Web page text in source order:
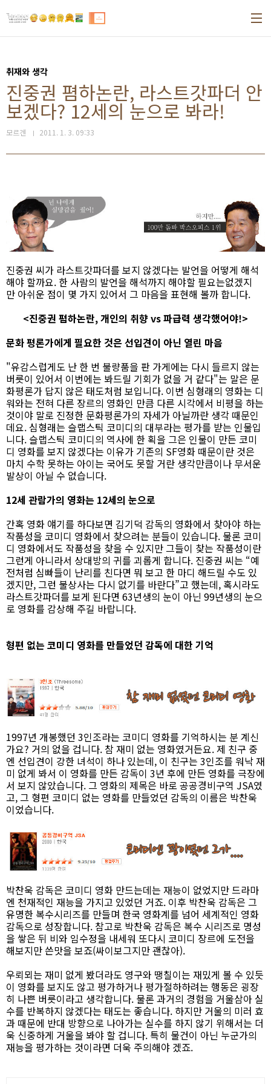
취재와 생각
진중권 폄하논란, 라스트갓파더 안
보겠다? 12세의 눈으로 봐라!
모르겐 2011. 1. 3. 09:33
진중권 씨가 라스트갓파더를 보지 않겠다는 발언을 어떻게 해석
해야 할까요. 한 사람의 발언을 해석까지 해야할 필요는없겠지
만 아쉬운 점이 몇 가지 있어서 그 마음을 표현해 볼까 합니다.
<진중권 폄하논란, 개인의 취향 vs 파급력 생각했어야!>
문화 평론가에게 필요한 것은 선입견이 아닌 열린 마음
"유감스럽게도 난 한 번 불량품을 판 가게에는 다시 들르지 않는
버릇이 있어서 이번에는 봐드릴 기회가 없을 거 같다"는 말은 문
화평론가 답지 않은 태도처럼 보입니다. 이번 심형래의 영화는 디
워와는 전혀 다른 장르의 영화인 만큼 다른 시각에서 비평을 하는
것이야 말로 진정한 문화평론가의 자세가 아닐까란 생각 때문인
데요. 심형래는 슬랩스틱 코미디의 대부라는 평가를 받는 인물입
니다. 슬랩스틱 코미디의 역사에 한 획을 그은 인물이 만든 코미
디 영화를 보지 않겠다는 이유가 기존의 SF영화 때문이란 것은
마치 수학 못하는 아이는 국어도 못할 거란 생각만큼이나 무서운
발상이 아닐 수 없습니다.
12세 관람가의 영화는 12세의 눈으로
간혹 영화 얘기를 하다보면 김기덕 감독의 영화에서 찾아야 하는
작품성을 코미디 영화에서 찾으려는 분들이 있습니다. 물론 코미
디 영화에서도 작품성을 찾을 수 있지만 그들이 찾는 작품성이란
그런게 아니라서 상대방의 귀를 괴롭게 합니다. 진중권 씨는 “예
전처럼 심빠들이 난리를 친다면 뭐 보고 한 마디 해드릴 수도 있
겠지만, 그런 불상사는 다시 없기를 바란다”고 했는데, 혹시라도
라스트갓파더를 보게 된다면 63년생의 눈이 아닌 99년생의 눈으
로 영화를 감상해 주길 바랍니다.
형편 없는 코미디 영화를 만들었던 감독에 대한 기억
1997년 개봉했던 3인조라는 코미디 영화를 기억하시는 분 계신
가요? 거의 없을 겁니다. 참 재미 없는 영화였거든요. 제 친구 중
엔 선입견이 강한 녀석이 하나 있는데, 이 친구는 3인조를 워낙 재
미 없게 봐서 이 영화를 만든 감독이 3년 후에 만든 영화를 극장에
서 보지 않았습니다. 그 영화의 제목은 바로 공공경비구역 JSA였
고, 그 형편 코미디 없는 영화를 만들었던 감독의 이름은 박찬욱
이었습니다.
박찬욱 감독은 코미디 영화 만드는데는 재능이 없었지만 드라마
엔 천재적인 재능을 가지고 있었던 거죠. 이후 박찬욱 감독은 그
유명한 복수시리즈를 만들며 한국 영화계를 넘어 세계적인 영화
감독으로 성장합니다. 참고로 박찬욱 감독은 복수 시리즈로 명성
을 쌓은 뒤 비와 임수정을 내세워 또다시 코미디 장르에 도전을
해보지만 쓴맛을 보죠(싸이보그지만 괜찮아).
우뢰뫼는 재미 없게 봤더라도 영구와 땡칠이는 재밌게 볼 수 있듯
이 영화를 보지도 않고 평가하거나 평가절하하려는 행동은 굉장
히 나쁜 버릇이라고 생각합니다. 물론 과거의 경험을 거울삼아 실
수를 반복하지 않겠다는 태도는 좋습니다. 하지만 거울의 미러 효
과 때문에 반대 방향으로 나아가는 실수를 하지 않기 위해서는 더
욱 신중하게 거울을 봐야 할 겁니다. 특히 물건이 아닌 누군가의
재능을 평가하는 것이라면 더욱 주의해야 겠죠.